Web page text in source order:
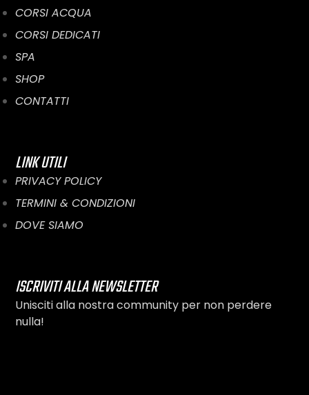
CORSI ACQUA
CORSI DEDICATI
SPA
SHOP
CONTATTI
LINK UTILI
PRIVACY POLICY
TERMINI & CONDIZIONI
DOVE SIAMO
ISCRIVITI ALLA NEWSLETTER
Unisciti alla nostra community per non perdere
nulla!